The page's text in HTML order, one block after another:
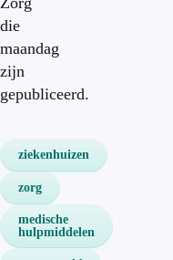
die
maandag
zijn
gepubliceerd.
ziekenhuizen
zorg
medische
hulpmiddelen